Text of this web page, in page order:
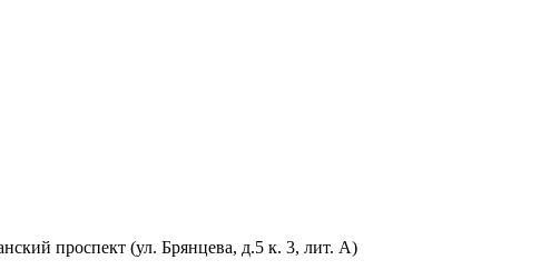
проспект (ул. Брянцева, д.5 к. 3, лит. А)